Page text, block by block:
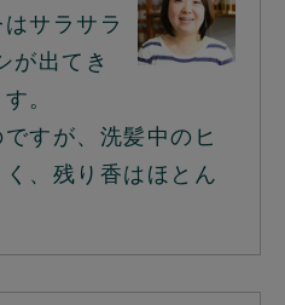
サラサラ
が出てき
。
すが、洗髪中のヒ
、残り香はほとん